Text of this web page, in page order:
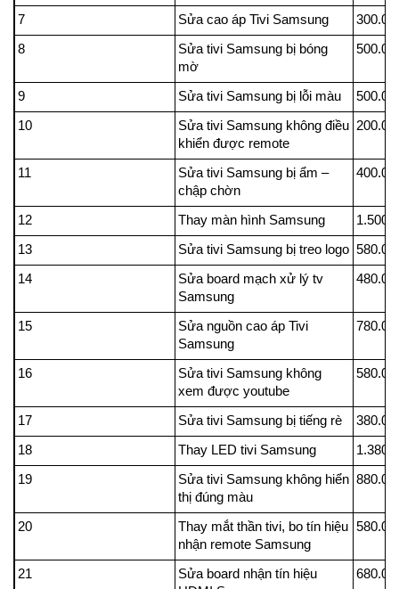
7 Sửa cao áp Tivi Samsung
8
Sửa tivi Samsung bị bóng
mờ
9 Sửa tivi Samsung bị lỗi màu
10
Sửa tivi Samsung không điều
khiển được remote
11
Sửa tivi Samsung bị ẩm –
chập chờn
12 Thay màn hình Samsung
13 Sửa tivi Samsung bị treo logo
14
Sửa board mạch xử lý tv
Samsung
15
Sửa nguồn cao áp Tivi
Samsung
16
Sửa tivi Samsung không
xem được youtube
17 Sửa tivi Samsung bị tiếng rè
18 Thay LED tivi Samsung
19
Sửa tivi Samsung không hiển
thị đúng màu
20
Thay mắt thần tivi, bo tín hiệu
nhận remote Samsung
21
Sửa board nhận tín hiệu